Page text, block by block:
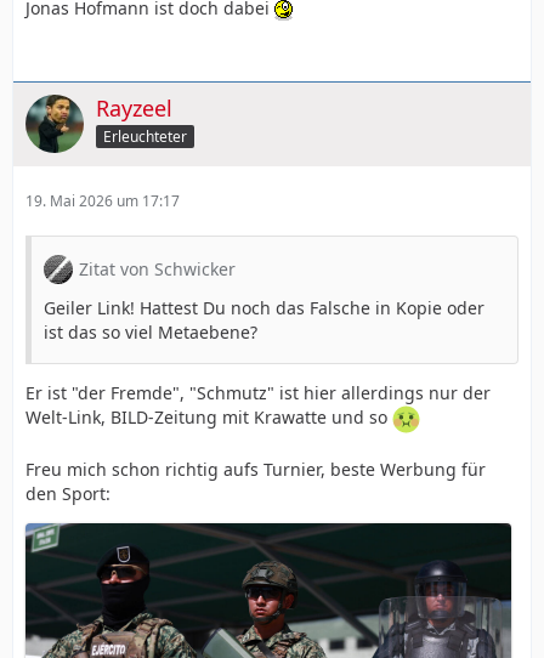
Jonas Hofmann ist doch dabei
Rayzeel
Erleuchteter
19. Mai 2026 um 17:17
Zitat von Schwicker
Geiler Link! Hattest Du noch das Falsche in Kopie oder
ist das so viel Metaebene?
Er ist "der Fremde", "Schmutz" ist hier allerdings nur der
Welt-Link, BILD-Zeitung mit Krawatte und so
Freu mich schon richtig aufs Turnier, beste Werbung für
den Sport: